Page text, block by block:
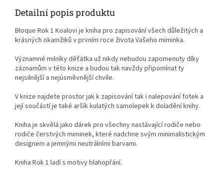
Detailní popis produktu
Bloque Rok 1 Koalovi je kniha pro zapisování všech důležitých a
krásných okamžiků v prvním roce života Vašeho miminka.
Významné milníky děťátka už nikdy nebudou zapomenuty díky
záznamům v této knize a budou tak navždy připomínat ty
nejsilnější a nejúsměvnější chvíle.
V knize najdete prostor jak k zapisování tak i nalepování fotek a
její součástí je také aršík kulatých samolepek k doladění knihy.
Kniha je skvělá jako dárek pro všechny nastávající rodiče nebo
rodiče čerstvých miminek, které nadchne svým minimalistickým
designem a jemnými neutrálními barvami.
Kniha Rok 1 ladí s motivy blahopřání.